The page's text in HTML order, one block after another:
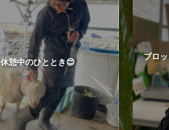
休憩中のひととき😊
ブロ